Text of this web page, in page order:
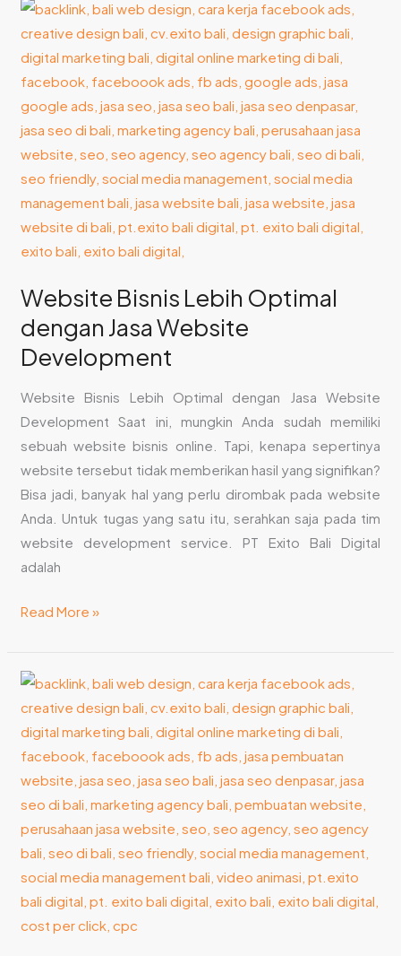
Website Bisnis Lebih Optimal
dengan Jasa Website
Development
Website Bisnis Lebih Optimal dengan Jasa Website
Development Saat ini, mungkin Anda sudah memiliki
sebuah website bisnis online. Tapi, kenapa sepertinya
website tersebut tidak memberikan hasil yang signifikan?
Bisa jadi, banyak hal yang perlu dirombak pada website
Anda. Untuk tugas yang satu itu, serahkan saja pada tim
website development service. PT Exito Bali Digital
adalah
Website
Bisnis
Lebih
Optimal
dengan
Jasa
Website
Development
Read More »
Ingin
Menggunakan
Jasa
Iklan
Facebook?
Kenali
Dulu
Jenis
Iklannya
!